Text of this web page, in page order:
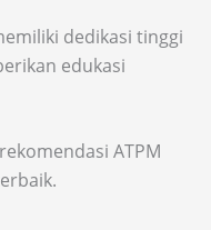
dedikasi tinggi
edukasi
ATPM